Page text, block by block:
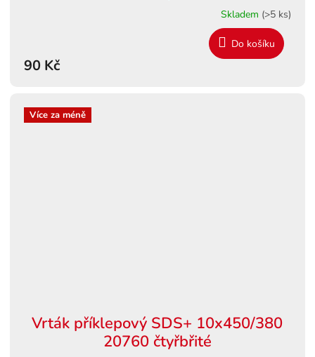
Skladem (>5 ks)
90 Kč
Do košíku
Více za méně
Vrták příklepový SDS+ 10x450/380
20760 čtyřbřité